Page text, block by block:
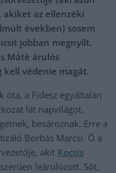
akiket az ellenzéki
években) sosem
jobban megnyílt.
Máté árulós
kell védenie magát.
óta, a Fidesz egyáltalán
lát napvilágot,
besároznak. Erre a
Borbás Marcsi. Ő a
akit Kocsis
leárulózott. Sőt,